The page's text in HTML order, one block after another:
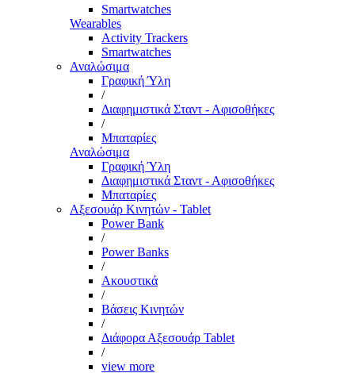
Smartwatches
Wearables
Activity Trackers
Smartwatches
Αναλώσιμα
Γραφική Ύλη
/
Διαφημιστικά Σταντ - Αφισοθήκες
/
Μπαταρίες
Αναλώσιμα
Γραφική Ύλη
Διαφημιστικά Σταντ - Αφισοθήκες
Μπαταρίες
Αξεσουάρ Κινητών - Tablet
Power Bank
/
Power Banks
/
Ακουστικά
/
Βάσεις Κινητών
/
Διάφορα Αξεσουάρ Tablet
/
view more